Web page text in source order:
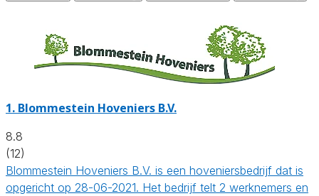
1. Blommestein Hoveniers B.V.
8.8
(12)
Blommestein Hoveniers B.V. is een hoveniersbedrijf dat is
opgericht op 28-06-2021. Het bedrijf telt 2 werknemers en